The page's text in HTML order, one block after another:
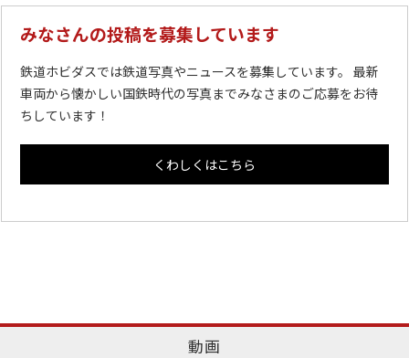
みなさんの投稿を募集しています
鉄道ホビダスでは鉄道写真やニュースを募集しています。 最新
車両から懐かしい国鉄時代の写真までみなさまのご応募をお待
ちしています！
くわしくはこちら
動画